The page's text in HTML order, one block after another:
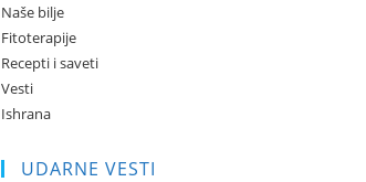
Naše bilje
Fitoterapije
Recepti i saveti
Vesti
Ishrana
UDARNE VESTI